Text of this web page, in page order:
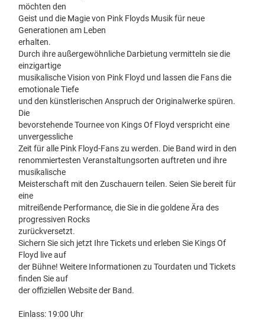
möchten den
Geist und die Magie von Pink Floyds Musik für neue
Generationen am Leben
erhalten.
Durch ihre außergewöhnliche Darbietung vermitteln sie die
einzigartige
musikalische Vision von Pink Floyd und lassen die Fans die
emotionale Tiefe
und den künstlerischen Anspruch der Originalwerke spüren.
Die
bevorstehende Tournee von Kings Of Floyd verspricht eine
unvergessliche
Zeit für alle Pink Floyd-Fans zu werden. Die Band wird in den
renommiertesten Veranstaltungsorten auftreten und ihre
musikalische
Meisterschaft mit den Zuschauern teilen. Seien Sie bereit für
eine
mitreißende Performance, die Sie in die goldene Ära des
progressiven Rocks
zurückversetzt.
Sichern Sie sich jetzt Ihre Tickets und erleben Sie Kings Of
Floyd live auf
der Bühne! Weitere Informationen zu Tourdaten und Tickets
finden Sie auf
der offiziellen Website der Band.
Einlass: 19:00 Uhr